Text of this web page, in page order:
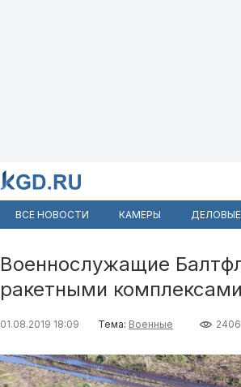
ВСЕ НОВОСТИ КАМЕРЫ
Военнослужащие
ракетными
01.08.2019 18:09 Тема: Военные 2406